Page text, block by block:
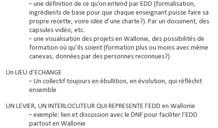
une définition de ce qu’on entend par EDD (formalisation,
ingrédients de base pour que chaque enseignant puisse faire sa
propre recette, voire idée d’une charte?). Par un document, des
capsules vidéo, etc.
une visualisation des projets en Wallonie, des possibilités de
formation où qu’ils soient (formation plus ou moins avec même
canevas, données par des personnes reconnues?)
Un LIEU d’ECHANGE
Un collectif toujours en ébullition, en évolution, qui réfléchit
ensemble
UN LEVIER, UN INTERLOCUTEUR QUI REPRESENTE l’EDD en Wallonie
exemple: lien et discussion avec le DNF pour faciliter l’EDD
partout en Wallonie